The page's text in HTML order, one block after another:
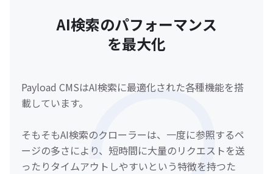
AI検索のパフォーマンス
を最大化
Payload CMSはAI検索に最適化された各種機能を搭
載しています。
そもそもAI検索のクローラーは、一度に参照するペ
ージの多さにより、短時間に大量のリクエストを送
ったりタイムアウトしやすいという特徴を持つた